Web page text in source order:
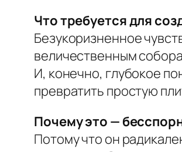
Что требуется для
Безукоризненное
величественным
И, конечно, глубокое
превратить простую
Почему это —
Потому что он